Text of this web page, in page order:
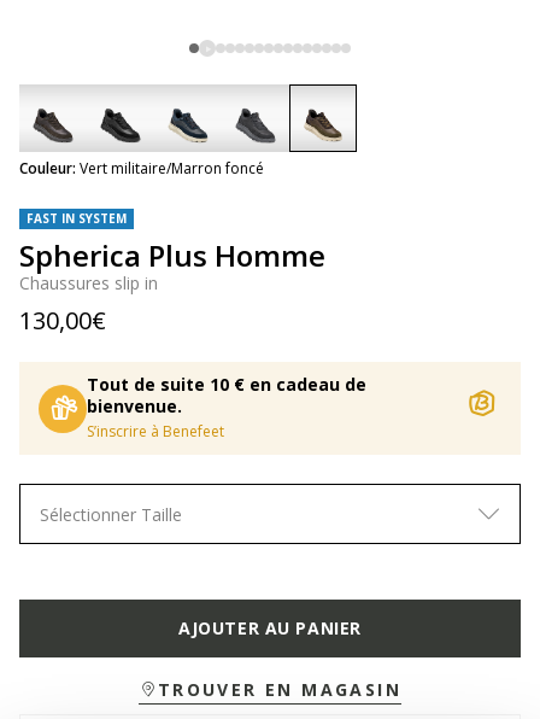
FAST IN SYSTEM
Spherica Plus Homme
Chaussures slip in
130,00€
Tout de suite 10 € en cadeau de
bienvenue.
S’inscrire à Benefeet
Couleur: Vert militaire/Marron foncé
Sélectionner Taille
AJOUTER AU PANIER
TROUVER EN MAGASIN